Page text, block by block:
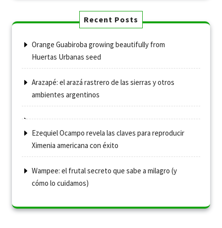
Recent Posts
Orange Guabiroba growing beautifully from
Huertas Urbanas seed
Arazapé: el arazá rastrero de las sierras y otros
ambientes argentinos
Ezequiel Ocampo revela las claves para reproducir
Ximenia americana con éxito
Wampee: el frutal secreto que sabe a milagro (y
cómo lo cuidamos)